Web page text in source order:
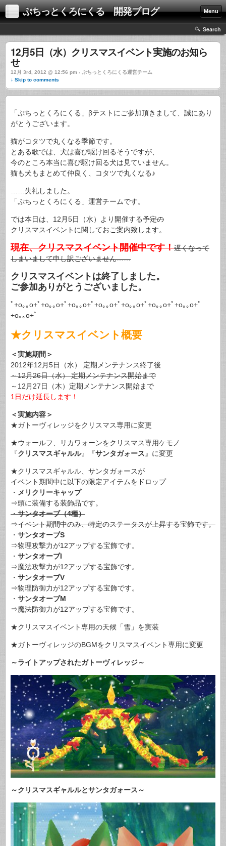
ぷちっとくろにくる 開発ブログ Menu
Search
12月5日（水）クリスマスイベント実施のお知ら
せ
12月 3rd, 2012 @ 12:56 pm › ぷちっとくろにくる運営チーム
↓ Skip to comments
「ぷちっとくろにくる」βテストにご参加頂きまして、誠にあり
がとうございます。
猫がコタツで丸くなる季節です。
とある歌では、犬は喜び駆け回るそうですが、
今のところ本当に喜び駆け回る犬は見ていません。
猫も犬もまとめて仲良く、コタツで丸くなる♪
……失礼しました。
「ぷちっとくろにくる」運営チームです。
では本日は、12月5日（水）より開催する予定の
クリスマスイベントに関しておご案内致します。
現在、クリスマスイベント開催中です！遅くなって
しまいまして申し訳ございません……
クリスマスイベントは終了しました。
ご参加ありがとうございました。
ﾟ+o｡｡o+ﾟ+o｡｡o+ﾟ+o｡｡o+ﾟ+o｡｡o+ﾟ+o｡｡o+ﾟ+o｡｡o+ﾟ+o｡｡o+ﾟ
+o｡｡o+ﾟ
★クリスマスイベント概要
＜実施期間＞
2012年12月5日（水） 定期メンテナンス終了後
～12月26日（水） 定期メンテナンス開始まで
～12月27日（木）定期メンテナンス開始まで
1日だけ延長します！
＜実施内容＞
★ガトーヴィレッジをクリスマス専用に変更
★ウォールフ、リカワォーンをクリスマス専用ケモノ
『クリスマスギャルル』『サンタガォース 』に変更
★クリスマスギャルル、サンタガォースが
イベント期間中に以下の限定アイテムをドロップ
・ メリクリーキャップ
⇒頭に装備する装飾品です。
・サンタオーブ（4種）
⇒イベント期間中のみ、特定のステータスが上昇する宝飾です。
・ サンタオーブS
⇒物理攻撃力が12アップする宝飾です。
・ サンタオーブI
⇒魔法攻撃力が12アップする宝飾です。
・ サンタオーブV
⇒物理防御力が12アップする宝飾です。
・ サンタオーブM
⇒魔法防御力が12アップする宝飾です。
★クリスマスイベント専用の天候「雪」を実装
★ガトーヴィレッジのBGMをクリスマスイベント専用に変更
～ライトアップされたガトーヴィレッジ～
～クリスマスギャルルとサンタガォース～